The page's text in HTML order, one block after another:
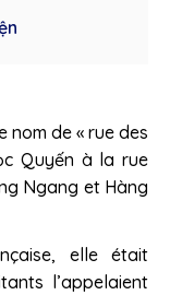
nom de « rue des
Quyến à la rue
Ngang et Hàng
elle était
l’appelaient